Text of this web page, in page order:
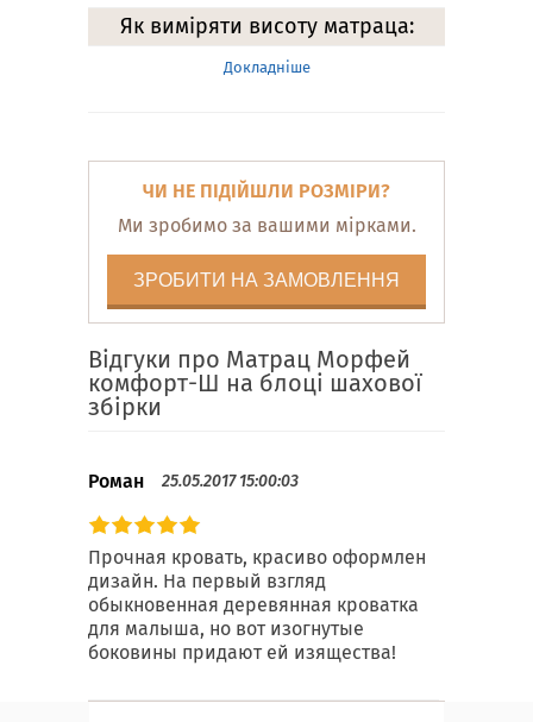
Як виміряти висоту матраца:
Докладніше
ЧИ НЕ ПІДІЙШЛИ РОЗМІРИ?
Ми зробимо за вашими мірками.
ЗРОБИТИ НА ЗАМОВЛЕННЯ
Відгуки про Матрац Морфей
комфорт-Ш на блоці шахової
збірки
Роман 25.05.2017 15:00:03
Прочная кровать, красиво оформлен
дизайн. На первый взгляд
обыкновенная деревянная кроватка
для малыша, но вот изогнутые
боковины придают ей изящества!